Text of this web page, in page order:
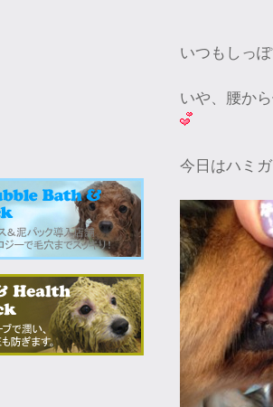
いつもしっ
いや、腰か
今日はハミ